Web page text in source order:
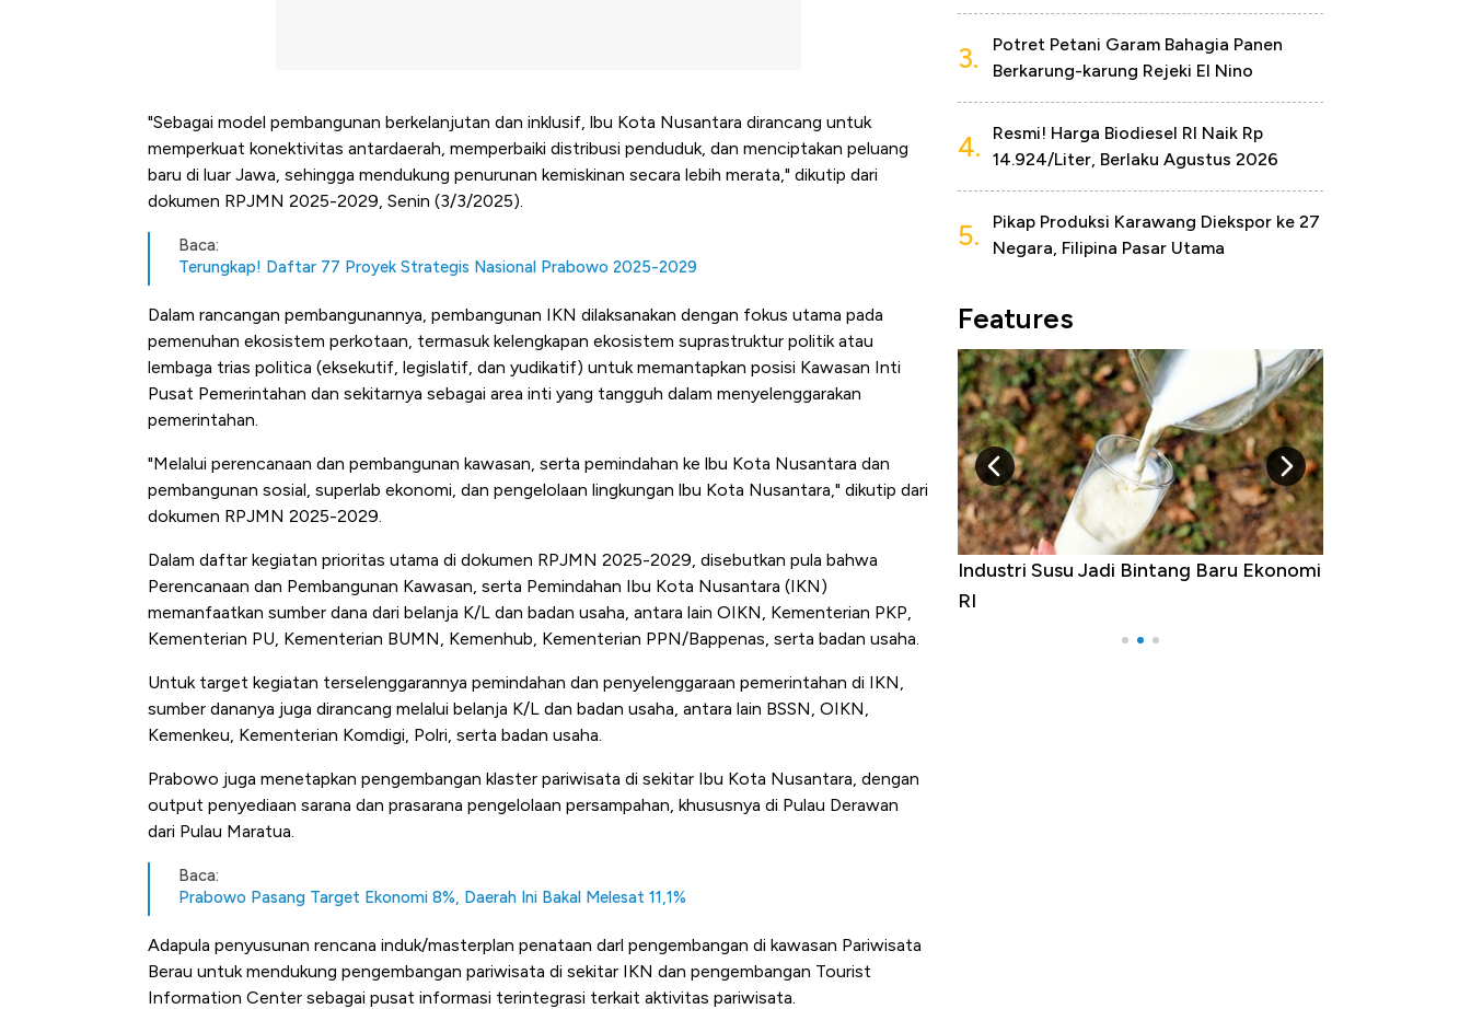
"Sebagai model pembangunan berkelanjutan dan inklusif, lbu Kota Nusantara dirancang untuk
memperkuat konektivitas antardaerah, memperbaiki distribusi penduduk, dan menciptakan peluang
baru di luar Jawa, sehingga mendukung penurunan kemiskinan secara lebih merata," dikutip dari
dokumen RPJMN 2025-2029, Senin (3/3/2025).
Baca:
Terungkap! Daftar 77 Proyek Strategis Nasional Prabowo 2025-2029
Dalam rancangan pembangunannya, pembangunan IKN dilaksanakan dengan fokus utama pada
pemenuhan ekosistem perkotaan, termasuk kelengkapan ekosistem suprastruktur politik atau
lembaga trias politica (eksekutif, legislatif, dan yudikatif) untuk memantapkan posisi Kawasan Inti
Pusat Pemerintahan dan sekitarnya sebagai area inti yang tangguh dalam menyelenggarakan
pemerintahan.
"Melalui perencanaan dan pembangunan kawasan, serta pemindahan ke lbu Kota Nusantara dan
pembangunan sosial, superlab ekonomi, dan pengelolaan lingkungan lbu Kota Nusantara," dikutip dari
dokumen RPJMN 2025-2029.
Dalam daftar kegiatan prioritas utama di dokumen RPJMN 2025-2029, disebutkan pula bahwa
Perencanaan dan Pembangunan Kawasan, serta Pemindahan Ibu Kota Nusantara (IKN)
memanfaatkan sumber dana dari belanja K/L dan badan usaha, antara lain OIKN, Kementerian PKP,
Kementerian PU, Kementerian BUMN, Kemenhub, Kementerian PPN/Bappenas, serta badan usaha.
Untuk target kegiatan terselenggarannya pemindahan dan penyelenggaraan pemerintahan di IKN,
sumber dananya juga dirancang melalui belanja K/L dan badan usaha, antara lain BSSN, OIKN,
Kemenkeu, Kementerian Komdigi, Polri, serta badan usaha.
Prabowo juga menetapkan pengembangan klaster pariwisata di sekitar Ibu Kota Nusantara, dengan
output penyediaan sarana dan prasarana pengelolaan persampahan, khususnya di Pulau Derawan
dari Pulau Maratua.
Baca:
Prabowo Pasang Target Ekonomi 8%, Daerah Ini Bakal Melesat 11,1%
Adapula penyusunan rencana induk/masterplan penataan darl pengembangan di kawasan Pariwisata
Berau untuk mendukung pengembangan pariwisata di sekitar IKN dan pengembangan Tourist
Information Center sebagai pusat informasi terintegrasi terkait aktivitas pariwisata.
3.
Potret Petani Garam Bahagia Panen
Berkarung-karung Rejeki El Nino
4.
Resmi! Harga Biodiesel RI Naik Rp
14.924/Liter, Berlaku Agustus 2026
5.
Pikap Produksi Karawang Diekspor ke 27
Negara, Filipina Pasar Utama
Features
Bangkit dari Kubur! Bisnis Furniture &
Alas Kaki Tumbuh Double Digit
Industri Susu Jadi Bintang Baru Ekonomi
RI